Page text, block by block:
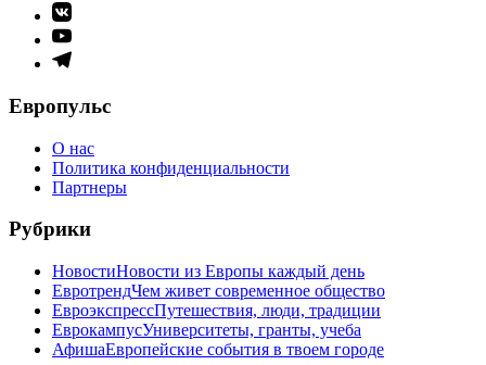
Элемент
меню
Элемент
меню
Элемент
Европульс
О нас
Политика конфиденциальности
Партнеры
Рубрики
НовостиНовости из Европы каждый день
ЕвротрендЧем живет современное общество
ЕвроэкспрессПутешествия, люди, традиции
ЕврокампусУниверситеты, гранты, учеба
АфишаЕвропейские события в твоем городе